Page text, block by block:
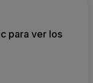
para ver los